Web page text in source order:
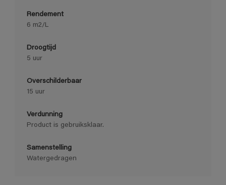
Rendement
6 m2/L
Droogtijd
5 uur
Overschilderbaar
15 uur
Verdunning
Product is gebruiksklaar.
Samenstelling
Watergedragen